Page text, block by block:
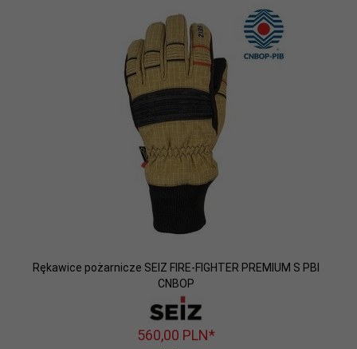
Rękawice pożarnicze SEIZ FIRE-FIGHTER PREMIUM S PBI
CNBOP
560,00 PLN*